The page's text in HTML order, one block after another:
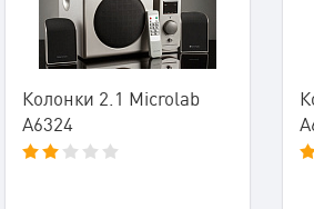
Колонки 2.1 Microlab
A6324